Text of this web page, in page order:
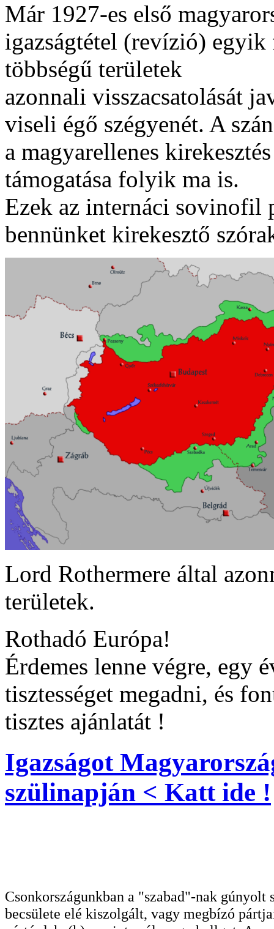
Már 1927-es első
igazságtétel (revízió)
többségű területek
azonnali visszacsatolását
viseli égő szégyenét. A
a magyarellenes
támogatása folyik ma is.
Ezek az internáci sovinofil
bennünket kirekesztő
Lord Rothermere által
területek.
Rothadó Európa!
Érdemes lenne végre, egy
tisztességet megadni, és
tisztes ajánlatát !
Igazságot
szülinapján < Katt ide !
Csonkországunkban a "szabad"-nak
becsülete elé kiszolgált, vagy megbízó